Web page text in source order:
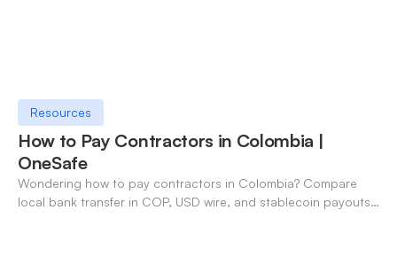
Resources
How to Pay Contractors in Colombia |
OneSafe
Wondering how to pay contractors in Colombia? Compare
local bank transfer in COP, USD wire, and stablecoin payouts.